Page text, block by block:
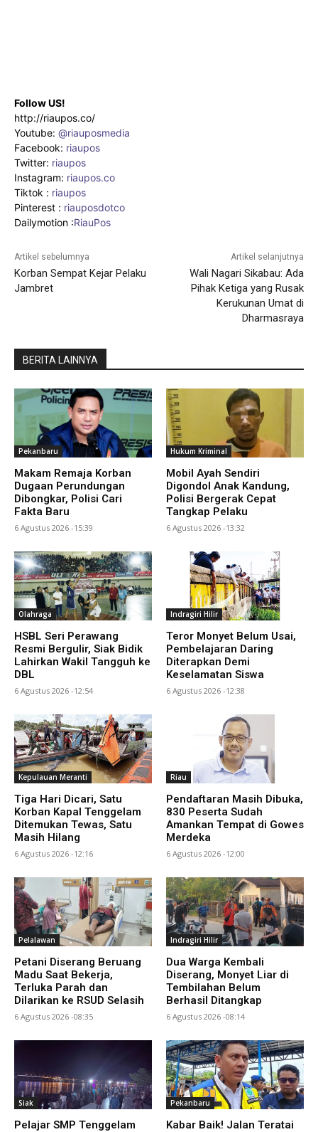
Follow US!
http://riaupos.co/
Youtube: @riauposmedia
Facebook: riaupos
Twitter: riaupos
Instagram: riaupos.co
Tiktok : riaupos
Pinterest : riauposdotco
Dailymotion :RiauPos
Artikel sebelumnya
Korban Sempat Kejar Pelaku
Jambret
Artikel selanjutnya
Wali Nagari Sikabau: Ada
Pihak Ketiga yang Rusak
Kerukunan Umat di
Dharmasraya
BERITA LAINNYA
Pekanbaru
Makam Remaja Korban
Dugaan Perundungan
Dibongkar, Polisi Cari
Fakta Baru
6 Agustus 2026 -15:39
Hukum Kriminal
Mobil Ayah Sendiri
Digondol Anak Kandung,
Polisi Bergerak Cepat
Tangkap Pelaku
6 Agustus 2026 -13:32
Olahraga
HSBL Seri Perawang
Resmi Bergulir, Siak Bidik
Lahirkan Wakil Tangguh ke
DBL
6 Agustus 2026 -12:54
Indragiri Hilir
Teror Monyet Belum Usai,
Pembelajaran Daring
Diterapkan Demi
Keselamatan Siswa
6 Agustus 2026 -12:38
Kepulauan Meranti
Tiga Hari Dicari, Satu
Korban Kapal Tenggelam
Ditemukan Tewas, Satu
Masih Hilang
6 Agustus 2026 -12:16
Riau
Pendaftaran Masih Dibuka,
830 Peserta Sudah
Amankan Tempat di Gowes
Merdeka
6 Agustus 2026 -12:00
Pelalawan
Petani Diserang Beruang
Madu Saat Bekerja,
Terluka Parah dan
Dilarikan ke RSUD Selasih
6 Agustus 2026 -08:35
Indragiri Hilir
Dua Warga Kembali
Diserang, Monyet Liar di
Tembilahan Belum
Berhasil Ditangkap
6 Agustus 2026 -08:14
Siak
Pelajar SMP Tenggelam
Pekanbaru
Kabar Baik! Jalan Teratai